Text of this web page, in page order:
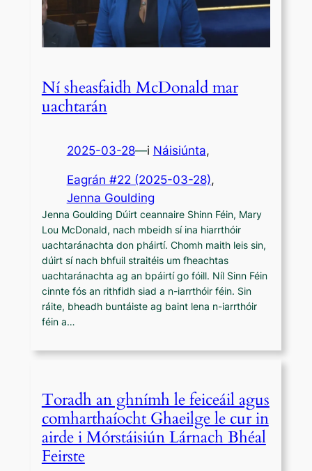
Ní sheasfaidh McDonald mar
uachtarán
2025-03-28—i Náisiúnta,
Eagrán #22 (2025-03-28)
Jenna Goulding
Jenna Goulding Dúirt ceannaire Shinn Féin, Mary
Lou McDonald, nach mbeidh sí ina hiarrthóir
uachtaránachta don pháirtí. Chomh maith leis sin,
dúirt sí nach bhfuil straitéis um fheachtas
uachtaránachta ag an bpáirtí go fóill. Níl Sinn Féin
cinnte fós an rithfidh siad a n-iarrthóir féin. Sin
ráite, bheadh buntáiste ag baint lena n-iarrthóir
féin a…
Toradh an ghnímh le feiceáil agus
comharthaíocht Ghaeilge le cur in
airde i Mórstáisiún Lárnach Bhéal
Feirste